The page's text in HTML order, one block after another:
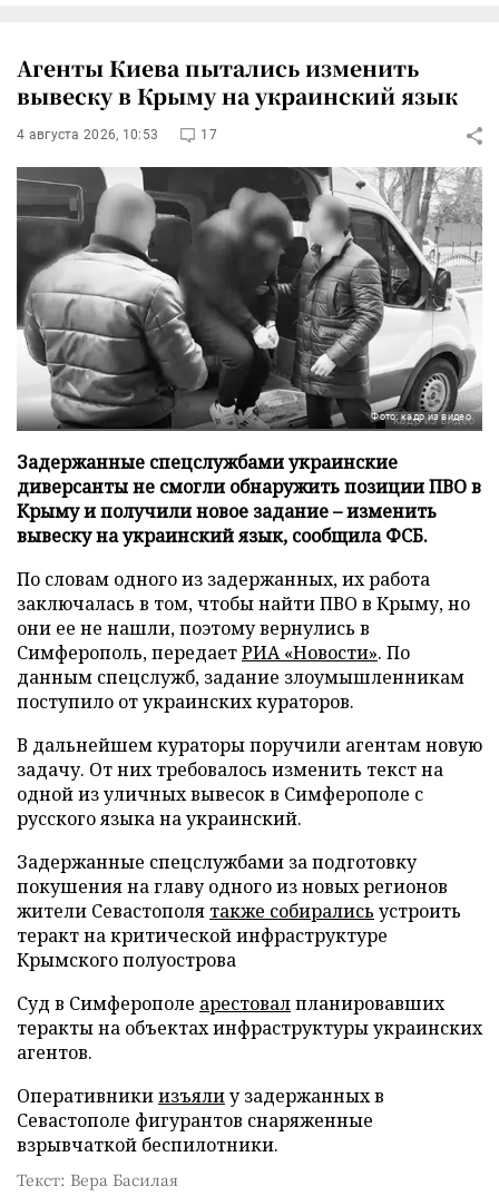
Агенты Киева пытались изменить
вывеску в Крыму на украинский язык
4 августа 2026, 10:53 17
Фото: кадр из видео
Задержанные спецслужбами украинские
диверсанты не смогли обнаружить позиции ПВО в
Крыму и получили новое задание – изменить
вывеску на украинский язык, сообщила ФСБ.
По словам одного из задержанных, их работа
заключалась в том, чтобы найти ПВО в Крыму, но
они ее не нашли, поэтому вернулись в
Симферополь, передаетРИА «Новости». По
данным спецслужб, задание злоумышленникам
поступило от украинских кураторов.
В дальнейшем кураторы поручили агентам новую
задачу. От них требовалось изменить текст на
одной из уличных вывесок в Симферополе с
русского языка на украинский.
Задержанные спецслужбами за подготовку
покушения на главу одного из новых регионов
жители Севастополя также собирались устроить
теракт на критической инфраструктуре
Крымского полуострова
Суд в Симферополе арестовалпланировавших
теракты на объектах инфраструктуры украинских
агентов.
Оперативникиизъялиу задержанных в
Севастополе фигурантов снаряженные
взрывчаткой беспилотники.
Текст: Вера Басилая